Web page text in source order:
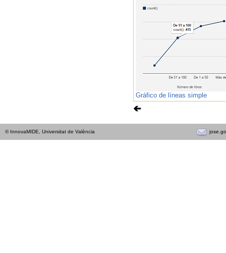
Gráfico de líneas simple
© InnovaMIDE, Universitat de València